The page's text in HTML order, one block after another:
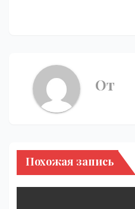
От
Похожая запись